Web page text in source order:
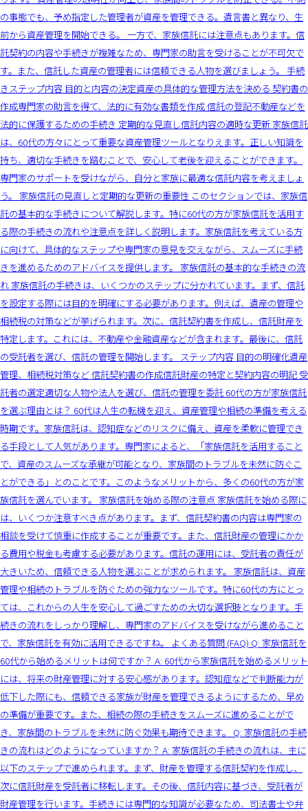
の事態でも、予め指定した管理者が資産を管理できる。遺言書と異なり、生
前から資産管理を開始できる。 一方で、家族信託には注意点もあります。信
託契約の内容や手続きが複雑なため、専門家の助言を受けることが不可欠で
す。また、信託した資産の管理者には信頼できる人物を選びましょう。 手続
きステップ内容 目的と内容の決定資産の具体的な管理方法を決める 契約書の
作成専門家の助言を得て、法的に有効な書類を作成 信託の登記不動産などを
法的に保護するための手続き 定期的な見直し信託内容の適時な更新 家族信託
は、60代の方々にとって重要な資産管理ツールとなりえます。正しい知識を
持ち、適切な手続きを踏むことで、安心して老後を迎えることができます。
専門家のサポートを受けながら、自分と家族に最適な信託内容を考えましょ
う。 家族信託の見直しと定期的な更新の重要性 このセクションでは、家族信
託の基本的な手続きについて解説します。特に60代の方が家族信託を活用す
る際の手続きの流れや注意点を詳しく説明します。家族信託を考えている方
に向けて、具体的なステップや専門家の意見を交えながら、スムーズに手続
きを進めるためのアドバイスを提供します。 家族信託の基本的な手続きの流
れ 家族信託の手続きは、いくつかのステップに分かれています。まず、信託
を設定する際には目的を明確にする必要があります。例えば、遺産の管理や
相続税の対策などが挙げられます。次に、信託契約書を作成し、信託財産を
特定します。これには、不動産や金融資産などが含まれます。最後に、信託
の受託者を選び、信託の管理を開始します。 ステップ内容 目的の明確化遺産
管理、相続税対策など 信託契約書の作成信託財産の特定と契約内容の明記 受
託者の選定適切な人物や法人を選び、信託の管理を委託 60代の方が家族信託
を選ぶ理由とは？ 60代は人生の転機を迎え、資産管理や相続の準備を考える
時期です。家族信託は、認知症などのリスクに備え、資産を柔軟に管理でき
る手段として人気があります。専門家によると、「家族信託を活用すること
で、資産のスムーズな承継が可能となり、家族間のトラブルを未然に防ぐこ
とができる」とのことです。このようなメリットから、多くの60代の方が家
族信託を選んでいます。 家族信託を始める際の注意点 家族信託を始める際に
は、いくつか注意すべき点があります。まず、信託契約書の内容は専門家の
相談を受けて慎重に作成することが重要です。また、信託財産の管理にかか
る費用や税金も考慮する必要があります。信託の運用には、受託者の責任が
大きいため、信頼できる人物を選ぶことが求められます。 家族信託は、資産
管理や相続のトラブルを防ぐための強力なツールです。特に60代の方にとっ
ては、これからの人生を安心して過ごすための大切な選択肢となります。手
続きの流れをしっかり理解し、専門家のアドバイスを受けながら進めること
で、家族信託を有効に活用できるですね。 よくある質問 (FAQ) Q: 家族信託を
60代から始めるメリットは何ですか？ A: 60代から家族信託を始めるメリット
には、将来の財産管理に対する安心感があります。認知症などで判断能力が
低下した際にも、信頼できる家族が財産を管理できるようにするため、早め
の準備が重要です。また、相続の際の手続きをスムーズに進めることがで
き、家族間のトラブルを未然に防ぐ効果も期待できます。 Q: 家族信託の手続
きの流れはどのようになっていますか？ A: 家族信託の手続きの流れは、主に
以下のステップで進められます。まず、財産を管理する信託契約を作成し、
次に信託財産を受託者に移転します。その後、信託内容に基づき、受託者が
財産管理を行います。手続きには専門的な知識が必要なため、司法書士や弁